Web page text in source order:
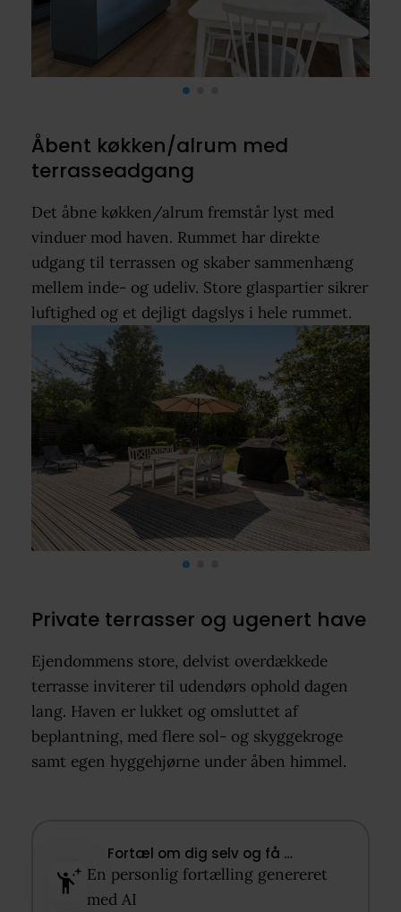
Åbent køkken/alrum med
terrasseadgang
Det åbne køkken/alrum fremstår lyst med
vinduer mod haven. Rummet har direkte
udgang til terrassen og skaber sammenhæng
mellem inde- og udeliv. Store glaspartier sikrer
luftighed og et dejligt dagslys i hele rummet.
Private terrasser og ugenert have
Ejendommens store, delvist overdækkede
terrasse inviterer til udendørs ophold dagen
lang. Haven er lukket og omsluttet af
beplantning, med flere sol- og skyggekroge
samt egen hyggehjørne under åben himmel.
Fortæl om dig selv og få …​
En personlig fortælling genereret
med AI​